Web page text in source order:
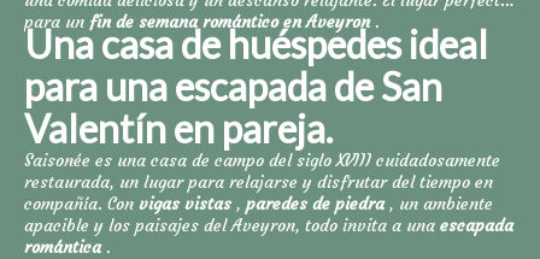
para un fin de semana romántico en Aveyron.
Una casa de huéspedes ideal
para una escapada de San
Valentín en pareja.
Saisonée es una casa de campo del siglo XVIII cuidadosamente
restaurada, un lugar para relajarse y disfrutar del tiempo en
compañía. Con vigas vistas , paredes de piedra, un ambiente
apacible y los paisajes del Aveyron, todo invita a una escapada
romántica.